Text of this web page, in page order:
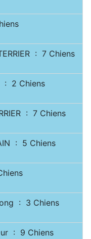
: 7 Chiens
: 2 Chiens
: 7 Chiens
: 5 Chiens
: 3 Chiens
: 9 Chiens